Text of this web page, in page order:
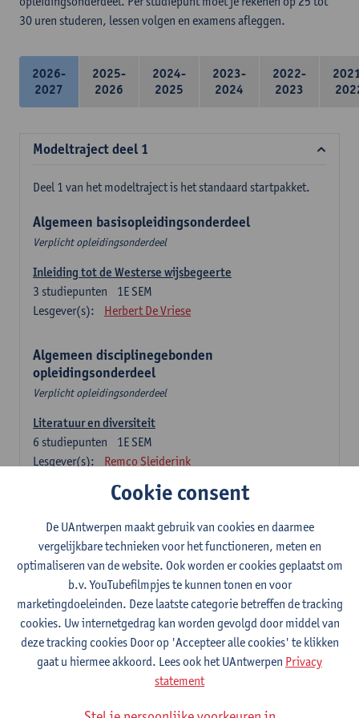
30 uren studeren, lessen volgen en examens afleggen.
2026-
2027
2025-
2026
2024-
2025
2023-
2024
2022-
2023
Modeltraject deel 1
Deel 1 van het modeltraject is het standaard startpakket.
Algemeen basisopleidingsonderdeel
Verplicht opleidingsonderdeel
Inleiding tot de Westerse wijsbegeerte
1E SEM
3 studiepunten
Lesgever(s):
Herbert De Vriese
Algemeen disciplinegebonden
opleidingsonderdeel
Verplicht opleidingsonderdeel
Literatuur en diversiteit
1E SEM
6 studiepunten
Lesgever(s):
Remco Sleiderink
Inleiding tot de algemene taalwetenschap
Lesgever(s):
Astrid De Wit Peter Petré
Nederlands: verplichte opleidingsonderdelen
Nederlandse taalbeheersing 1: Basisvaardigheden
spreken en schrijven
1E/2E SEM
6studiepunten
Lesgever(s):
Sarah Bernolet
Chris De Wulf
Katrien Verreyken
Cookie consent
De UAntwerpen maakt gebruik van cookies en daarmee
vergelijkbare technieken voor het functioneren, meten en
optimaliseren van de website. Ook worden er cookies geplaatst om
b.v. YouTubefilmpjes te kunnen tonen en voor
marketingdoeleinden. Deze laatste categorie betreffen de tracking
cookies. Uw internetgedrag kan worden gevolgd door middel van
deze tracking cookies Door op 'Accepteer alle cookies' te klikken
gaat u hiermee akkoord. Lees ook het UAntwerpen Privacy
statement